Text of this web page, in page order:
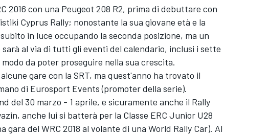
2016 con una Peugeot 208 R2, prima di debuttare con
Cyprus Rally; nonostante la sua giovane età e la
in luce occupando la seconda posizione, ma un
al via di tutti gli eventi del calendario, inclusi i sette
da poter proseguire nella sua crescita.
gare con la SRT, ma quest'anno ha trovato il
di Eurosport Events (promoter della serie).
del 30 marzo - 1 aprile, e sicuramente anche il Rally
anche lui si batterà per la Classe ERC Junior U28
gara del WRC 2018 al volante di una World Rally Car). Al